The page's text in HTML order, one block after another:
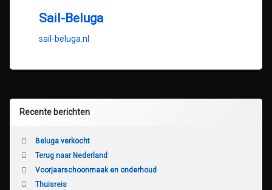
Sail-Beluga
sail-beluga.nl
Recente berichten
Beluga verkocht
Terug naar Nederland
Voorjaarschoonmaak en onderhoud
Thuisreis